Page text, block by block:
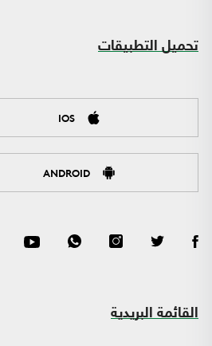
تحميل التطبيقات
IOS
ANDROID
القائمة البريدية